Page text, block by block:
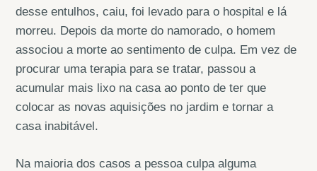
desse entulhos, caiu, foi levado para o hospital e lá
morreu. Depois da morte do namorado, o homem
associou a morte ao sentimento de culpa. Em vez de
procurar uma terapia para se tratar, passou a
acumular mais lixo na casa ao ponto de ter que
colocar as novas aquisições no jardim e tornar a
casa inabitável.
Na maioria dos casos a pessoa culpa alguma